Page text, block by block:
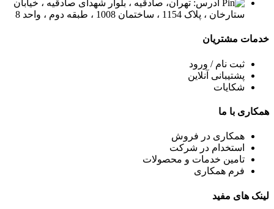
آدرس: تهران، صادقیه ، بلوار شهدای صادقیه ، خیابان
ستارخان ، پلاک 1154 ، ساختمان 1008 ، طبقه دوم ، واحد 8
خدمات مشتریان
ثبت نام / ورود
پشتیبانی آنلاین
شکایات
همکاری با ما
همکاری در فروش
استخدام در شرکت
تامین خدمات و محصولات
فرم همکاری
لینک های مفید